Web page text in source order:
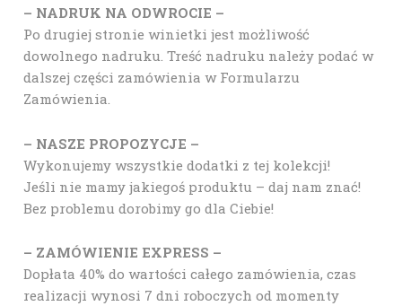
– NADRUK NA ODWROCIE –
Po drugiej stronie winietki jest możliwość
dowolnego nadruku. Treść nadruku należy podać w
dalszej części zamówienia w Formularzu
Zamówienia.
– NASZE PROPOZYCJE –
Wykonujemy wszystkie dodatki z tej kolekcji!
Jeśli nie mamy jakiegoś produktu – daj nam znać!
Bez problemu dorobimy go dla Ciebie!
– ZAMÓWIENIE EXPRESS –
Dopłata 40% do wartości całego zamówienia, czas
realizacji wynosi 7 dni roboczych od momenty